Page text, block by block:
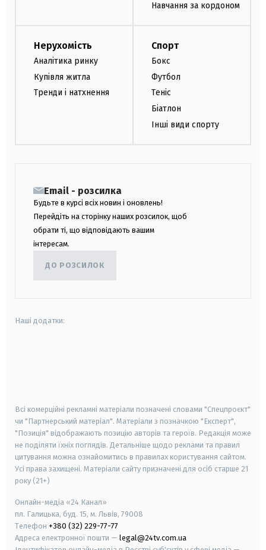
Навчання за кордоном
Нерухомість
Аналітика ринку
Купівля житла
Тренди і натхнення
Спорт
Бокс
Футбол
Теніс
Біатлон
Інші види спорту
Email - розсилка
Будьте в курсі всіх новин і оновлень!
Перейдіть на сторінку наших розсилок, щоб
обрати ті, що відповідають вашим
інтересам.
ДО РОЗСИЛОК
Наші додатки:
Всі комерційні рекламні матеріали позначені словами "Спецпроєкт"
чи "Партнерський матеріал". Матеріали з позначкою "Експерт",
"Позиція" відображають позицію авторів та героїв. Редакція може
не поділяти їхніх поглядів. Детальніше щодо реклами та правил
цитування можна ознайомитись в правилах користування сайтом.
Усі права захищені. Матеріали сайту призначені для осіб старше 21
року (21+)
Онлайн-медіа «24 Канал»
пл. Галицька, буд. 15, м. Львів, 79008
Телефон +380 (32) 229-77-77
Адреса електронної пошти — legal@24tv.com.ua